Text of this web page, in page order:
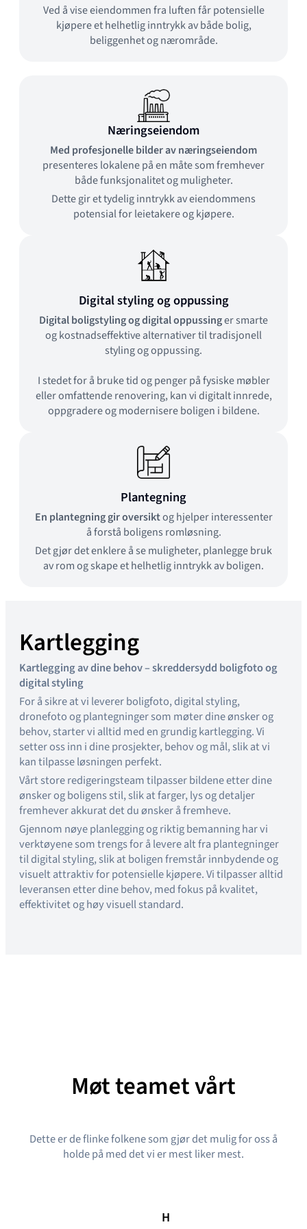
Ved å vise eiendommen fra luften får potensielle
kjøpere et helhetlig inntrykk av både bolig,
beliggenhet og nærområde.
Næringseiendom
Med profesjonelle bilder av næringseiendom
presenteres lokalene på en måte som fremhever
både funksjonalitet og muligheter.
Dette gir et tydelig inntrykk av eiendommens
potensial for leietakere og kjøpere.
Digital styling og oppussing
Digital boligstyling og digital oppussinger smarte
og kostnadseffektive alternativer til tradisjonell
styling og oppussing.
I stedet for å bruke tid og penger på fysiske møbler
eller omfattende renovering, kan vi digitalt innrede,
oppgradere og modernisere boligen i bildene.
Plantegning
En plantegning gir oversiktog hjelper interessenter
å forstå boligens romløsning.
Det gjør det enklere å se muligheter, planlegge bruk
av rom og skape et helhetlig inntrykk av boligen.
Kartlegging
Kartlegging av dine behov – skreddersydd boligfoto og
digital styling
For å sikre at vi leverer boligfoto, digital styling,
dronefoto og plantegninger som møter dine ønsker og
behov, starter vi alltid med en grundig kartlegging. Vi
setter oss inn i dine prosjekter, behov og mål, slik at vi
kan tilpasse løsningen perfekt.
Vårt store redigeringsteam tilpasser bildene etter dine
ønsker og boligens stil, slik at farger, lys og detaljer
fremhever akkurat det du ønsker å fremheve.
Gjennom nøye planlegging og riktig bemanning har vi
verktøyene som trengs for å levere alt fra plantegninger
til digital styling, slik at boligen fremstår innbydende og
visuelt attraktiv for potensielle kjøpere. Vi tilpasser alltid
leveransen etter dine behov, med fokus på kvalitet,
effektivitet og høy visuell standard.
Møt teamet vårt
Dette er de flinke folkene som gjør det mulig for oss å
holde på med det vi er mest liker mest.
H